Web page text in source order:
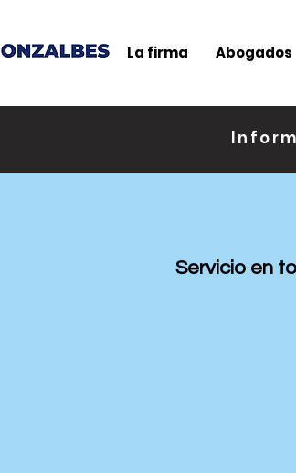
La firma Abogados
Servicio en